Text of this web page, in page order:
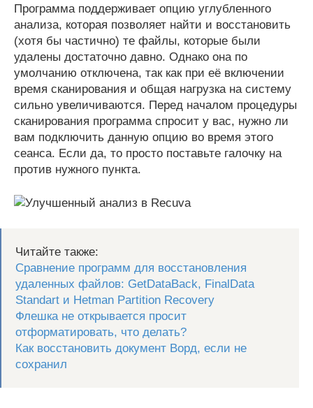
Программа поддерживает опцию углубленного
анализа, которая позволяет найти и восстановить
(хотя бы частично) те файлы, которые были
удалены достаточно давно. Однако она по
умолчанию отключена, так как при её включении
время сканирования и общая нагрузка на систему
сильно увеличиваются. Перед началом процедуры
сканирования программа спросит у вас, нужно ли
вам подключить данную опцию во время этого
сеанса. Если да, то просто поставьте галочку на
против нужного пункта.
Читайте также:
Сравнение программ для восстановления
удаленных файлов: GetDataBack, FinalData
Standart и Hetman Partition Recovery
Флешка не открывается просит
отформатировать, что делать?
Как восстановить документ Ворд, если не
сохранил